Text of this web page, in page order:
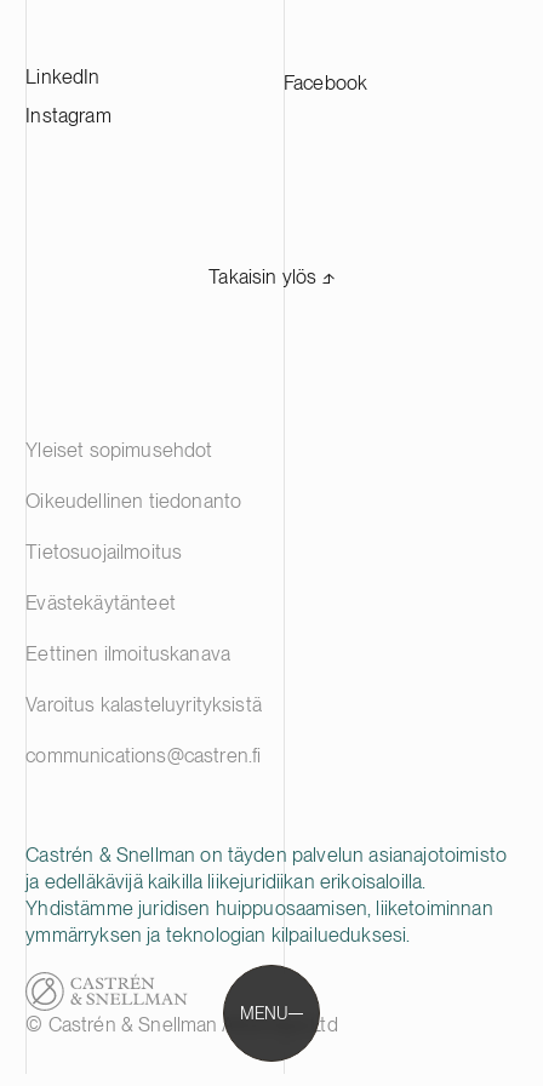
MENU
LinkedIn
Instagram
Facebook
Takaisin ylös ⬏
Castrén & Snellman on täyden palvelun asianajotoimisto
ja edelläkävijä kaikilla liikejuridiikan erikoisaloilla.
Yhdistämme juridisen huippuosaamisen, liiketoiminnan
ymmärryksen ja teknologian kilpailueduksesi.
© Castrén & Snellman Attorneys Ltd
Yleiset sopimusehdot
Oikeudellinen tiedonanto
Tietosuojailmoitus
Evästekäytänteet
Eettinen ilmoituskanava
Varoitus kalasteluyrityksistä
communications@castren.fi